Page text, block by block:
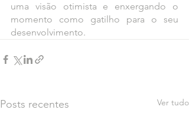
uma visão otimista e enxergando o
momento como gatilho para o seu
desenvolvimento.
Posts recentes Ver tudo